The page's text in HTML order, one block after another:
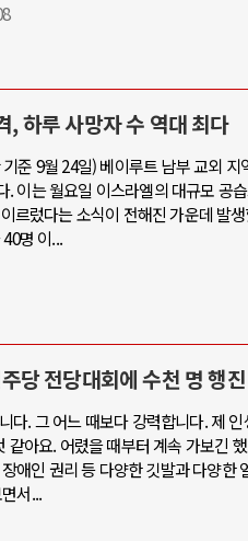
, 하루 사망자 수 역대 최다
준 9월 24일) 베이루트 남부 교외 지
. 이는 월요일 이스라엘의 대규모 공
르렀다는 소식이 전해진 가운데 발
명 이...
당 전당대회에 수천 명 행
다. 그 어느 때보다 강력합니다. 제
같아요. 어렸을 때부터 계속 가보긴
애인 권리 등 다양한 깃발과 다양한
서...